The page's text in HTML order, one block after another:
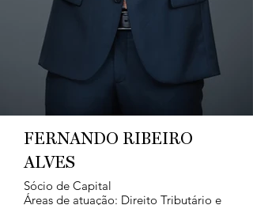
FERNANDO RIBEIRO
ALVES
Sócio de Capital
Áreas de atuação: Direito Tributário e